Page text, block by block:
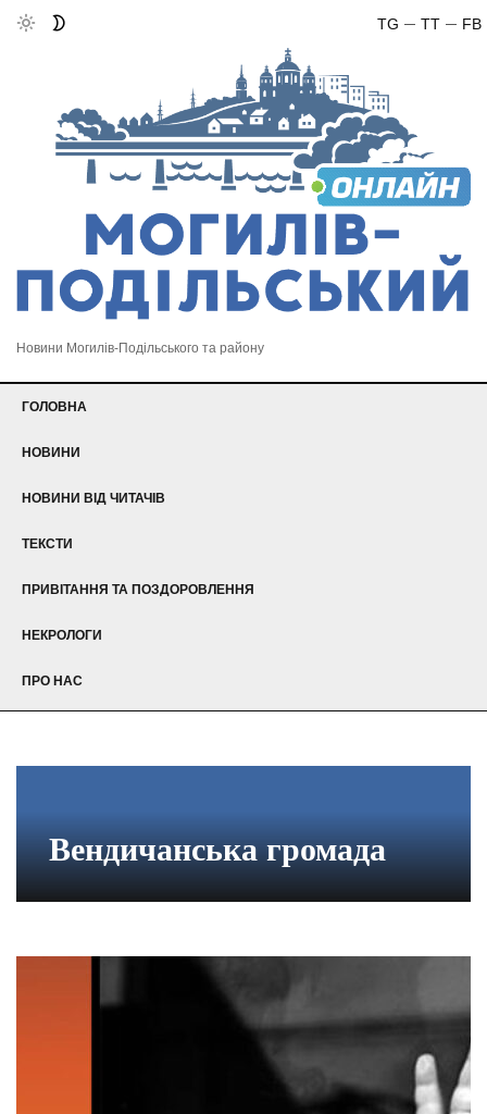
FB
TT
TG
Новини Могилів-Подільського та району
ГОЛОВНА
НОВИНИ
НОВИНИ ВІД ЧИТАЧІВ
ТЕКСТИ
ПРИВІТАННЯ ТА ПОЗДОРОВЛЕННЯ
НЕКРОЛОГИ
ПРО НАС
Вендичанська громада